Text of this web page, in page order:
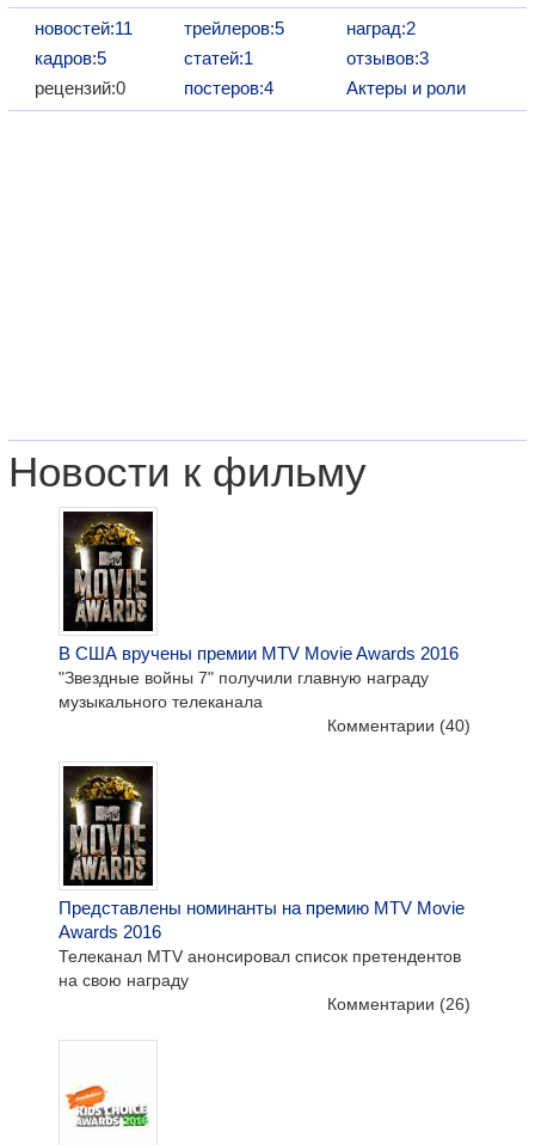
новостей:11
кадров:5
рецензий:0
трейлеров:5
статей:1
постеров:4
наград:2
отзывов:3
Актеры и роли
Новости к фильму
В США вручены премии MTV Movie Awards 2016
"Звездные войны 7" получили главную награду
музыкального телеканала
Комментарии (40)
Представлены номинанты на премию MTV Movie
Awards 2016
Телеканал MTV анонсировал список претендентов
на свою награду
Комментарии (26)